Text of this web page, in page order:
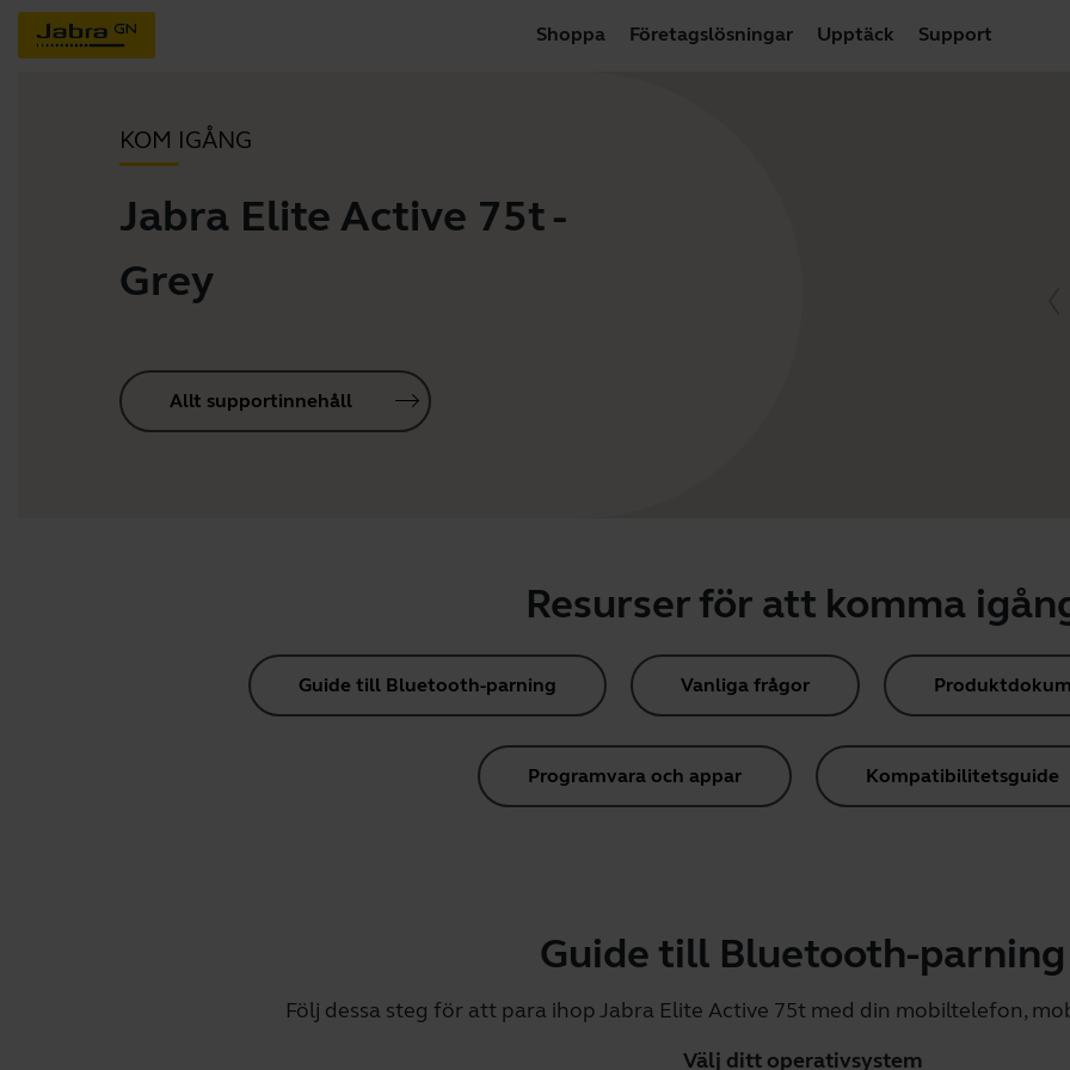
Shoppa Företagslösningar Upptäck Support
KOM IGÅNG
Jabra Elite Active 75t -
Grey
Allt supportinnehåll
Resurser för att komma
Guide till Bluetooth-parning Vanliga frågor
Programvara och appar Kompatibilitetsguide
Guide till Bluetooth-parning
Följ dessa steg för att para ihop Jabra Elite Active 75t med din mobiltelefon,
Välj ditt operativsystem